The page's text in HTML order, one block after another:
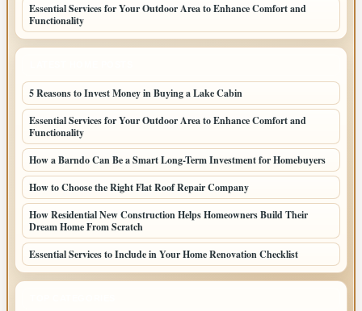
Essential Services for Your Outdoor Area to Enhance Comfort and
Functionality
5 Reasons to Invest Money in Buying a Lake Cabin
Essential Services for Your Outdoor Area to Enhance Comfort and
Functionality
How a Barndo Can Be a Smart Long-Term Investment for Homebuyers
How to Choose the Right Flat Roof Repair Company
How Residential New Construction Helps Homeowners Build Their
Dream Home From Scratch
Essential Services to Include in Your Home Renovation Checklist